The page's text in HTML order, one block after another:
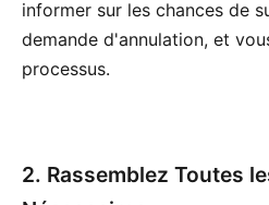
informer sur les chances de
demande d'annulation, et
processus.
2. Rassemblez Toutes